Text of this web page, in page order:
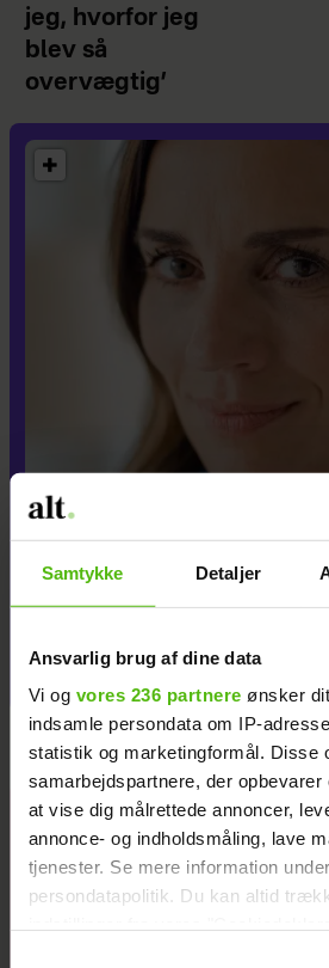
Samtykke Detaljer
Ansvarlig brug af dine data
Vi og vores 236 partnere ønsker
indsamle persondata om IP-
statistik og marketingformål. Disse
samarbejdspartnere, der
at vise dig målrettede annoncer,
annonce- og indholdsmåling, lave
tjenester. Se mere information under
persondatapolitik. Du kan altid
jeg, hvorfor jeg
blev så
overvægtig’
Jeg vil aldrig
gjorde, efter jeg